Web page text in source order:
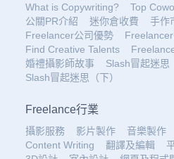
What is Copywriting?
Top
公關PR介紹
迷你倉收費
手作
Freelancer公司優勢
Find Creative Talents
婚禮攝影師故事
Slash冒起迷思
Slash冒起迷思（下）
Freelance行業
攝影服務 影片製作 音樂製作
Content Writing
翻譯及編輯